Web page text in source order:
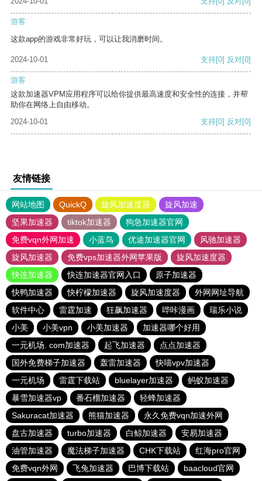
游客
这款app的游戏非常好玩，可以让我消磨时间。
2024-10-01 支持[0] 反对[0]
游客
这款加速器VPM应用程序可以给你提供最高速度和安全性的连接，并帮
助你在网络上自由移动。
2024-10-01
支持[0] 反对[0]
友情链接
网站地图 QuickQ 旋风加速度器
旋风加速
坚果加速器
tiktok加速器
狗急加速器官网
免费vqn外网加速
小蓝鸟 优途加速器官网
风驰加速器
旋风加速器
免费vps加速器外网苹果版
旋风加速度器
快连加速器
快连加速器官网入口
原子加速器
快鸭加速器
快柠檬加速器 旋风加速度器
外网网址导航
软件中心
雷霆加速 狂飙加速器 哔咔漫画
瑞乐小说
小美
小美vpn 小美加速器
加速器哪个好用
一元机场. com加速器
起飞加速器
点点加速器
国外免费梯子加速器
轰雷加速器
快喵vpv加速器
一元机场
雷霆下载站 bluelayer加速器
蚂蚁加速器
暴雪加速器vp
番石榴加速器
轻蜂加速器
Sakuracat加速器
熊猫加速器
永久免费vqn加速外网
盘古加速器
turbo加速器 白鲸加速器
安易加速器
油管加速器
魔法梯子加速器 CHK下载站
红海pro官网
免费vqn外网
飞兔加速器 巴博下载站 baacloud官网